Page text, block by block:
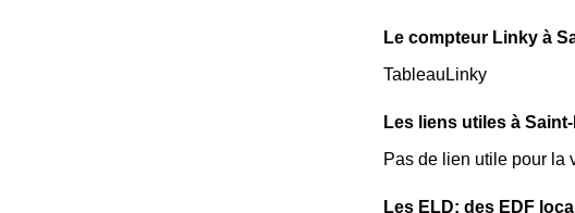
Le compteur Linky à
TableauLinky
Les liens utiles à
Pas de lien utile pour la
Les ELD: des EDF